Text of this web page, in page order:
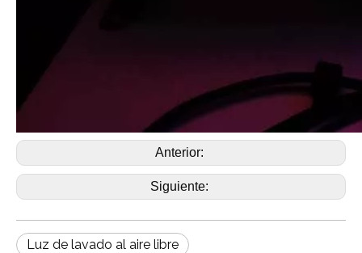
Anterior:
Siguiente:
Luz de lavado al aire libre